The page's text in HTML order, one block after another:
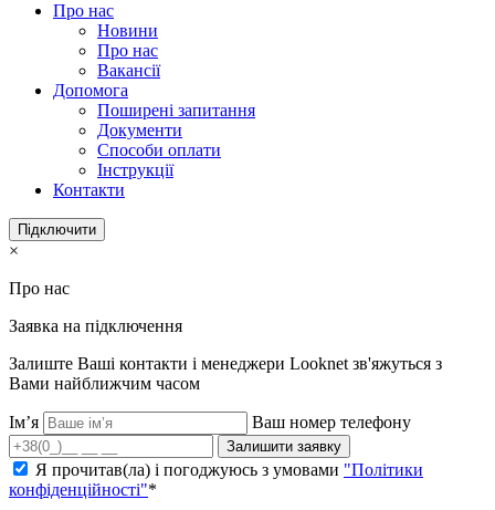
Про нас
Новини
Про нас
Вакансії
Допомога
Поширені запитання
Документи
Способи оплати
Інструкції
Контакти
Підключити
×
Про нас
Заявка на підключення
Залиште Ваші контакти і менеджери Looknet зв'яжуться з
Вами найближчим часом
Ім’я Ваш номер телефону
Залишити заявку
Я прочитав(ла) і погоджуюсь з умовами "Політики
конфіденційності"*